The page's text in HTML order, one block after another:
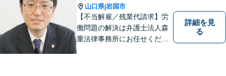
山口県|岩国市
【不当解雇／残業代請求】労
働問題の解決は弁護士法人森
重法律事務所にお任せくださ
詳細を見
る